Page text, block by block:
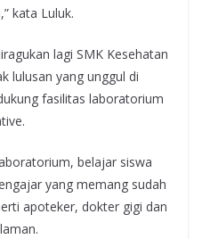
kata Luluk.
lagi SMK Kesehatan
lulusan yang unggul di
fasilitas laboratorium
belajar siswa
yang memang sudah
apoteker, dokter gigi dan